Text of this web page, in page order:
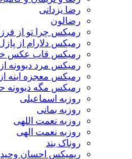
رضا یزدانی
رضالون
رمیکس چرا تو از
رمیکس دلارام از
رمیکس قاب عکس
رمیکس مرد دیوونه
رمیکس معجزه اینه
رمیکس مگه دیوونه
روزبه اسماعیلی
روزبه بمانی
روزبه نعمت اللهی
روزبه نعمت الهی
روناک بند
ریمیکس احسان